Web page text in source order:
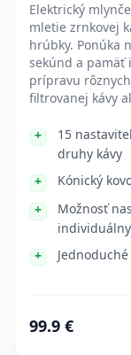
Elektrický
mletie zrnkovej
hrúbky. Ponúka
sekúnd a pamäť
prípravu
filtrovanej kávy
15
druhy kávy
Kónický
Možnosť
99.9 €